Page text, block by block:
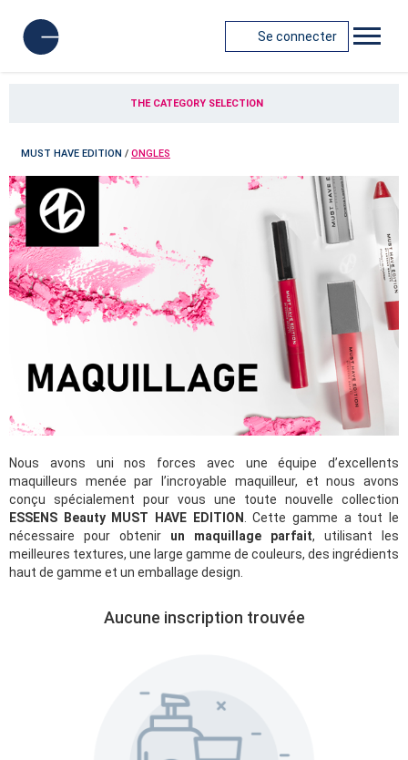
Se connecter
THE CATEGORY SELECTION
MUST HAVE EDITION / ONGLES
Nous avons uni nos forces avec une équipe d’excellents
maquilleurs menée par l’incroyable maquilleur, et nous avons
conçu spécialement pour vous une toute nouvelle collection
ESSENS Beauty MUST HAVE EDITION . Cette gamme a tout le
nécessaire pour obtenir un maquillage parfait, utilisant les
meilleures textures, une large gamme de couleurs, des ingrédients
haut de gamme et un emballage design.
Aucune inscription trouvée